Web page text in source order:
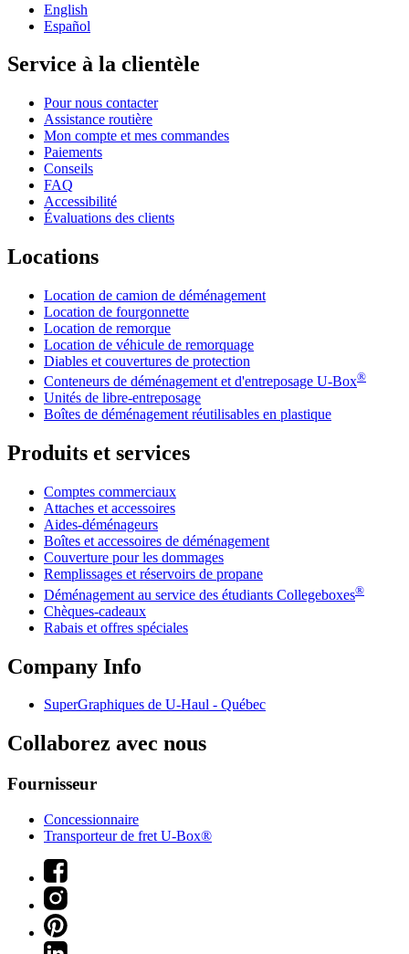
English
Español
Service à la clientèle
Pour nous contacter
Assistance routière
Mon compte et mes commandes
Paiements
Conseils
FAQ
Accessibilité
Évaluations des clients
Locations
Location de camion de déménagement
Location de fourgonnette
Location de remorque
Location de véhicule de remorquage
Diables et couvertures de protection
Conteneurs de déménagement et d'entreposage U-Box®
Unités de libre-entreposage
Boîtes de déménagement réutilisables en plastique
Produits et services
Comptes commerciaux
Attaches et accessoires
Aides-déménageurs
Boîtes et accessoires de déménagement
Couverture pour les dommages
Remplissages et réservoirs de propane
Déménagement au service des étudiants Collegeboxes®
Chèques-cadeaux
Rabais et offres spéciales
Company Info
SuperGraphiques de U-Haul - Québec
Collaborez avec nous
Fournisseur
Concessionnaire
Transporteur de fret U-Box®